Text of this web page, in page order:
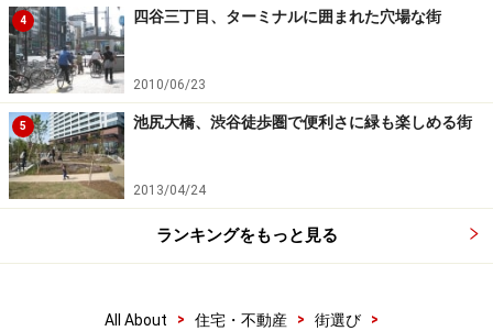
4 四谷三丁目、ターミナルに囲まれた穴場な街
2010/06/23
5 池尻大橋、渋谷徒歩圏で便利さに緑も楽しめる街
2013/04/24
ランキングをもっと見る
All About > 住宅・不動産 > 街選び
>